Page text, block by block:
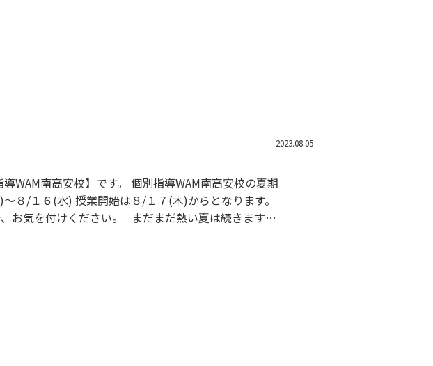
2023.08.05
WAM南高安校】です。 個別指導WAM南高安校の夏期
８/１６(水) 授業開始は８/１７(木)からとなります。
お気を付けください。 まだまだ熱い夏は続きます。